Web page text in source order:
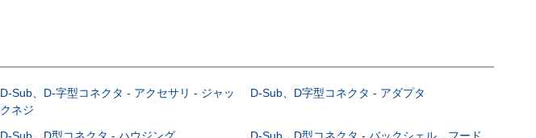
D-Sub、D-字型コネクタ - アクセサリ - ジャッ
クネジ
D-Sub、D字型コネクタ - アダプタ
D-Sub、D型コネクタ - ハウジング
D-Sub、D型コネクタ - バックシェル、フード